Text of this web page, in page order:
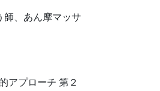
師、あん摩マッサ
アプローチ 第２